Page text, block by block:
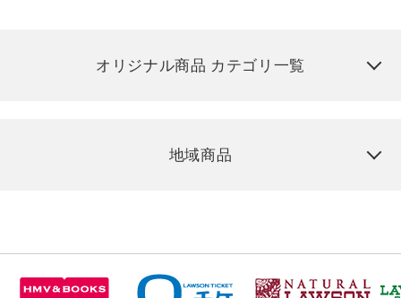
オリジナル商品 カテゴリ一覧
地域商品